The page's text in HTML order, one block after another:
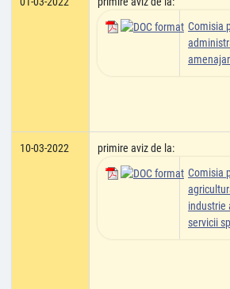
Comisia
10-03-2022
primire aviz de la:
Comisia
industrie
servicii